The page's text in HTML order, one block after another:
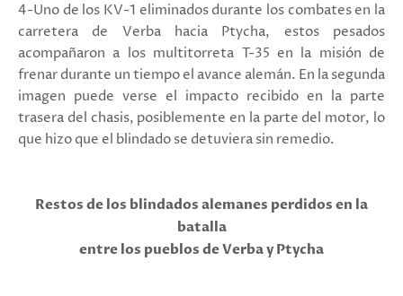
4-Uno de los KV-1 eliminados durante los combates en la
carretera de Verba hacia Ptycha, estos pesados
acompañaron a los multitorreta T-35 en la misión de
frenar durante un tiempo el avance alemán. En la segunda
imagen puede verse el impacto recibido en la parte
trasera del chasis, posiblemente en la parte del motor, lo
que hizo que el blindado se detuviera sin remedio.
Restos de los blindados alemanes perdidos en la
batalla
entre los pueblos de Verba y Ptycha